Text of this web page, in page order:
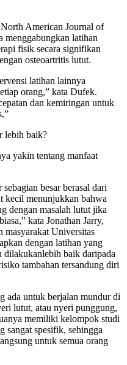
American Journal of
menggabungkan latihan
fisik secara signifikan
osteoartritis lutut.
latihan lainnya
orang,” kata Dufek.
dan kemiringan untuk
lebih baik?
yakin tentang manfaat
besar berasal dari
kecil menunjukkan bahwa
dengan masalah lutut jika
kata Jonathan Jarry,
masyarakat Universitas
dengan latihan yang
dilakukanlebih baik daripada
tambahan tersandung diri
ada untuk berjalan mundur di
lutut, atau nyeri punggung,
memiliki kelompok studi
sangat spesifik, sehingga
untuk semua orang